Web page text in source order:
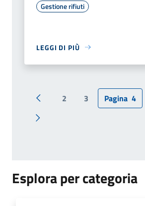
Gestione rifiuti
LEGGI DI PIÙ
Pagina precedente
2 3 Pagina 4
Pagina successiva
Esplora per categoria